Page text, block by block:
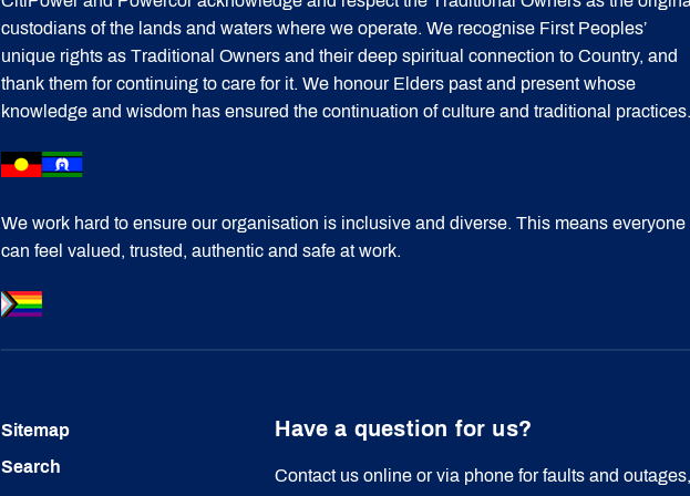
custodians of the lands and waters where we operate. We recognise First Peoples’
unique rights as Traditional Owners and their deep spiritual connection to Country, and
thank them for continuing to care for it. We honour Elders past and present whose
knowledge and wisdom has ensured the continuation of culture and traditional practices.
We work hard to ensure our organisation is inclusive and diverse. This means everyone
can feel valued, trusted, authentic and safe at work.
Sitemap
Search
Have a question for us?
Contact us online or via phone for faults and outages,